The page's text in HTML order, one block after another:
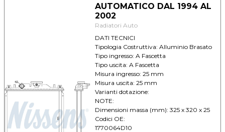
AUTOMATICO DAL 1994 AL
2002
Radiatori Auto
DATI TECNICI
Tipologia Costruttiva: Alluminio Brasato
Tipo ingresso: A Fascetta
Tipo uscita: A Fascetta
Misura ingresso: 25 mm
Misura uscita: 25 mm
Varianti dotazione:
NOTE:
Dimensioni massa (mm): 325 x 320 x 25
Codici OE:
1770064D10